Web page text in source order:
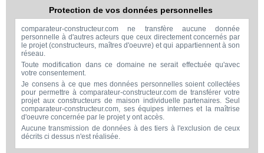
Protection de vos données personnelles
comparateur-constructeur.com ne transfère aucune donnée
personnelle à d'autres acteurs que ceux directement concernés par
le projet (constructeurs, maîtres d'oeuvre) et qui appartiennent à son
réseau.
Toute modification dans ce domaine ne serait effectuée qu'avec
votre consentement.
Je consens à ce que mes données personnelles soient collectées
pour permettre à comparateur-constructeur.com de transférer votre
projet aux constructeurs de maison individuelle partenaires. Seul
comparateur-constructeur.com, ses équipes internes et la maîtrise
d'oeuvre concernée par le projet y ont accès.
Aucune transmission de données à des tiers à l'exclusion de ceux
décrits ci dessus n'est réalisée.
Mes données téléphoniques seront uniquement utilisées par